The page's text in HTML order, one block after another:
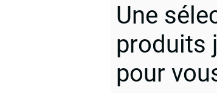
Une
produits
pour